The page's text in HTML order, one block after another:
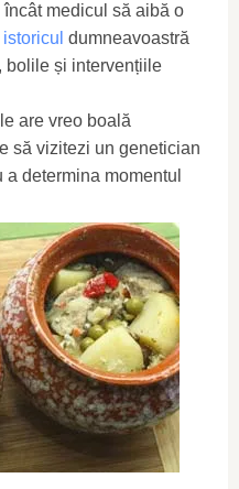
medicul să aibă o
dumneavoastră
bolile și intervențiile
are vreo boală
să vizitezi un genetician
determina momentul